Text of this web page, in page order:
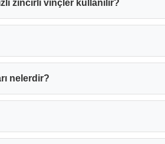
zincirli vinçler kullanılır?
nelerdir?